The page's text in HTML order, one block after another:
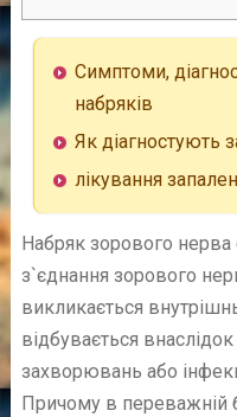
Симптоми,
набряків
Як діагностують
лікування
Набряк зорового нерва
з`єднання зорового
викликається
відбувається
захворювань або
Причому в переважній